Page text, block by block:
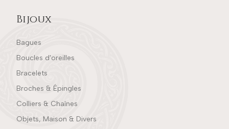
Bijoux
Bagues
Boucles d'oreilles
Bracelets
Broches & Épingles
Colliers & Chaînes
Objets, Maison & Divers